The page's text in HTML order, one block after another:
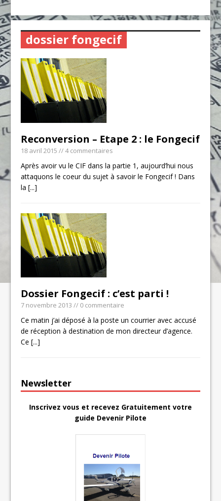
dossier fongecif
Reconversion – Etape 2 : le Fongecif
18 avril 2015 // 4 commentaires
Après avoir vu le CIF dans la partie 1, aujourd’hui nous
attaquons le coeur du sujet à savoir le Fongecif ! Dans
la[...]
Dossier Fongecif : c’est parti !
7 novembre 2013 // 0 commentaire
Ce matin j’ai déposé à la poste un courrier avec accusé
de réception à destination de mon directeur d’agence.
Ce[...]
Newsletter
Inscrivez vous et recevez Gratuitement votre
guide Devenir Pilote